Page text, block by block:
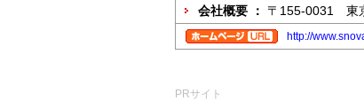
会社概要 ： 〒155-0031 東
http://
PRサイト